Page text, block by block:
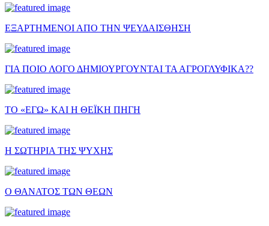
ΕΞΑΡΤΗΜΕΝΟΙ ΑΠΟ ΤΗΝ ΨΕΥΔΑΙΣΘΗΣΗ
ΓΙΑ ΠΟΙΟ ΛΟΓΟ ΔΗΜΙΟΥΡΓΟΥΝΤΑΙ ΤΑ ΑΓΡΟΓΛΥΦΙΚΑ??
ΤΟ «ΕΓΩ» ΚΑΙ Η ΘΕΪΚΗ ΠΗΓΗ
Η ΣΩΤΗΡΙΑ ΤΗΣ ΨΥΧΗΣ
Ο ΘΑΝΑΤΟΣ ΤΩΝ ΘΕΩΝ